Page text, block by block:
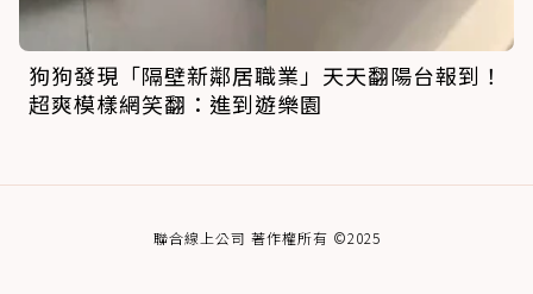
狗狗發現「隔壁新鄰居職業」天天翻陽台報到！
超爽模樣網笑翻：進到遊樂園
聯合線上公司 著作權所有 ©2025